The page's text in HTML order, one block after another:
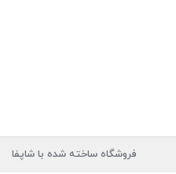
فروشگاه ساخته شده با شاپفا